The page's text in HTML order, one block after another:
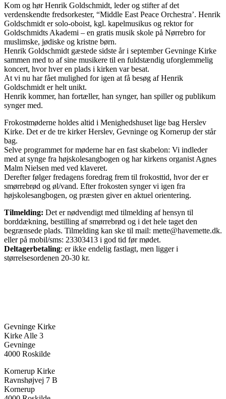
Kom og hør Henrik Goldschmidt, leder og stifter af det
verdenskendte fredsorkester, “Middle East Peace Orchestra’. Henrik
Goldschmidt er solo-oboist, kgl. kapelmusikus og rektor for
Goldschmidts Akademi – en gratis musik skole på Nørrebro for
muslimske, jødiske og kristne børn.
Henrik Goldschmidt gæstede sidste år i september Gevninge Kirke
sammen med to af sine musikere til en fuldstændig uforglemmelig
koncert, hvor hver en plads i kirken var besat.
At vi nu har fået mulighed for igen at få besøg af Henrik
Goldschmidt er helt unikt.
Henrik kommer, han fortæller, han synger, han spiller og publikum
synger med.
Frokostmøderne holdes altid i Menighedshuset lige bag Herslev
Kirke. Det er de tre kirker Herslev, Gevninge og Kornerup der står
bag.
Selve programmet for møderne har en fast skabelon: Vi indleder
med at synge fra højskolesangbogen og har kirkens organist Agnes
Malm Nielsen med ved klaveret.
Derefter følger fredagens foredrag frem til frokosttid, hvor der er
smørrebrød og øl/vand. Efter frokosten synger vi igen fra
højskolesangbogen, og præsten giver en aktuel orientering.
Tilmelding: Det er nødvendigt med tilmelding af hensyn til
borddækning, bestilling af smørrebrød og i det hele taget den
begrænsede plads. Tilmelding kan ske til mail: mette@havemette.dk.
eller på mobil/sms: 23303413 i god tid før mødet.
Deltagerbetaling: er ikke endelig fastlagt, men ligger i
størrelsesordenen 20-30 kr.
Gevninge Kirke
Kirke Alle 3
Gevninge
4000 Roskilde
Kornerup Kirke
Ravnshøjvej 7 B
Kornerup